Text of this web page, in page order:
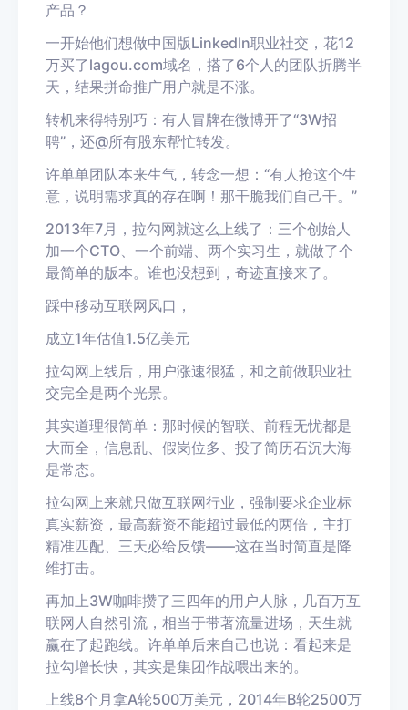
产品？
一开始他们想做中国版LinkedIn职业社交， 花12
万买了lagou.com域名，搭了6个人的团队折腾半
天，结果拼命推广用户就是不涨。
转机来得特别巧：有人冒牌在微博开了“3W招
聘”，还@所有股东帮忙转发。
许单单团队本来生气，转念一想：“有人抢这个生
意，说明需求真的存在啊！那干脆我们自己干。”
2013年7月，拉勾网就这么上线了：三个创始人
加一个CTO、一个前端、两个实习生，就做了个
最简单的版本。谁也没想到，奇迹直接来了。
踩中移动互联网风口，
成立1年估值1.5亿美元
拉勾网上线后，用户涨速很猛，和之前做职业社
交完全是两个光景。
其实道理很简单：那时候的智联、前程无忧都是
大而全，信息乱、假岗位多、投了简历石沉大海
是常态。
拉勾网上来就只做互联网行业，强制要求企业标
真实薪资，最高薪资不能超过最低的两倍，主打
精准匹配、三天必给反馈——这在当时简直是降
维打击。
再加上3W咖啡攒了三四年的用户人脉，几百万互
联网人自然引流，相当于带著流量进场，天生就
赢在了起跑线。许单单后来自己也说：看起来是
拉勾增长快，其实是集团作战喂出来的。
上线8个月拿A轮500万美元，2014年B轮2500万